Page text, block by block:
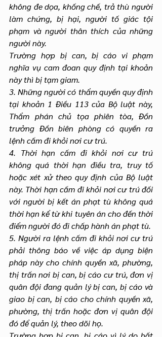
không đe dọa, khống chế, trả thù người
làm chứng, bị hại, người tố giác tội
phạm và người thân thích của những
người này.
Trường hợp bị can, bị cáo vi phạm
nghĩa vụ cam đoan quy định tại khoản
này thì bị tạm giam.
3. Những người có thẩm quyền quy định
tại khoản 1 Điều 113 của Bộ luật này,
Thẩm phán chủ tọa phiên tòa, Đồn
trưởng Đồn biên phòng có quyền ra
lệnh cấm đi khỏi nơi cư trú.
4. Thời hạn cấm đi khỏi nơi cư trú
không quá thời hạn điều tra, truy tố
hoặc xét xử theo quy định của Bộ luật
này. Thời hạn cấm đi khỏi nơi cư trú đối
với người bị kết án phạt tù không quá
thời hạn kể từ khi tuyên án cho đến thời
điểm người đó đi chấp hành án phạt tù.
5. Người ra lệnh cấm đi khỏi nơi cư trú
phải thông báo về việc áp dụng biện
pháp này cho chính quyền xã, phường,
thị trấn nơi bị can, bị cáo cư trú, đơn vị
quân đội đang quản lý bị can, bị cáo và
giao bị can, bị cáo cho chính quyền xã,
phường, thị trấn hoặc đơn vị quân đội
đó để quản lý, theo dõi họ.